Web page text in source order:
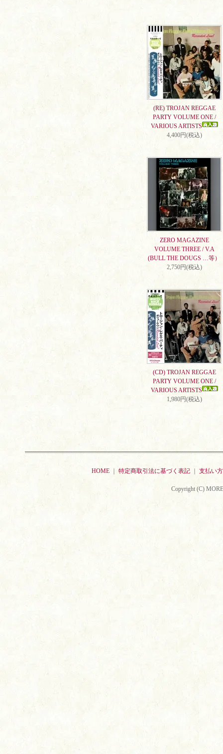
(RE) TROJAN REGGAE
PARTY VOLUME ONE /
VARIOUS ARTISTS
4,400円(税込)
ZERO MAGAZINE
VOLUME THREE / V.A
(BULL THE DOUGS …等）
2,750円(税込)
(CD) TROJAN REGGAE
PARTY VOLUME ONE /
VARIOUS ARTISTS
1,980円(税込)
HOME 特定商取引法に基づく表記 支払い
Copyright (C)